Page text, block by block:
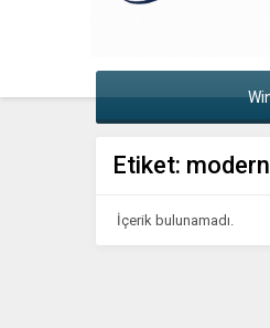
Etiket:
İçerik bulunamadı.